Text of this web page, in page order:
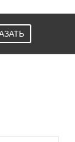
регионам
Тучково